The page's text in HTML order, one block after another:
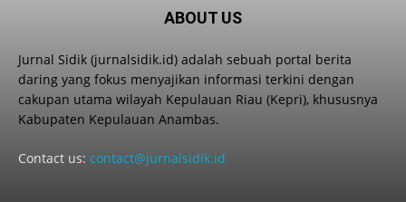
ABOUT US
Jurnal Sidik (jurnalsidik.id) adalah sebuah portal berita
daring yang fokus menyajikan informasi terkini dengan
cakupan utama wilayah Kepulauan Riau (Kepri), khususnya
Kabupaten Kepulauan Anambas.
Contact us: contact@jurnalsidik.id